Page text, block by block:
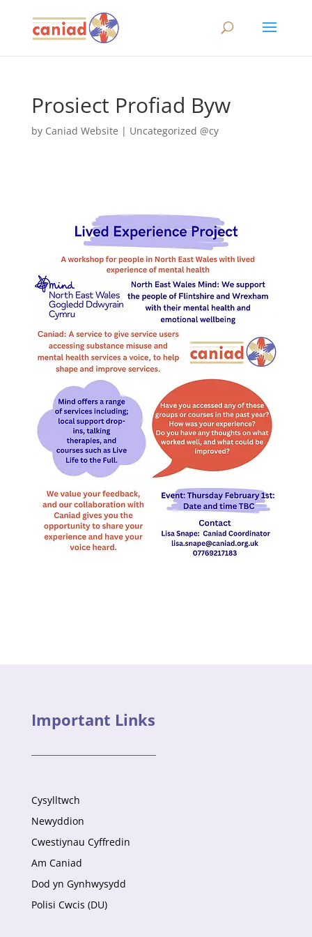
Prosiect Profiad Byw
by Caniad Website | Uncategorized @cy
Important Links
Cysylltwch
Newyddion
Cwestiynau Cyffredin
Am Caniad
Dod yn Gynhwysydd
Polisi Cwcis (DU)